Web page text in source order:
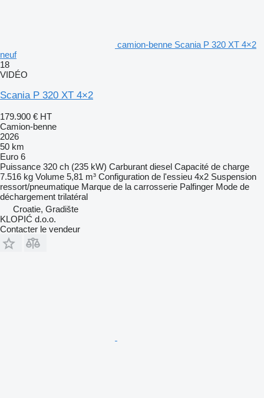
camion-benne Scania P 320 XT 4×2
neuf
18
VIDÉO
Scania P 320 XT 4×2
179.900 € HT
Camion-benne
2026
50 km
Euro 6
Puissance 320 ch (235 kW) Carburant diesel Capacité de charge
7.516 kg Volume 5,81 m³ Configuration de l'essieu 4x2 Suspension
ressort/pneumatique Marque de la carrosserie Palfinger Mode de
déchargement trilatéral
Croatie, Gradište
KLOPIĆ d.o.o.
Contacter le vendeur